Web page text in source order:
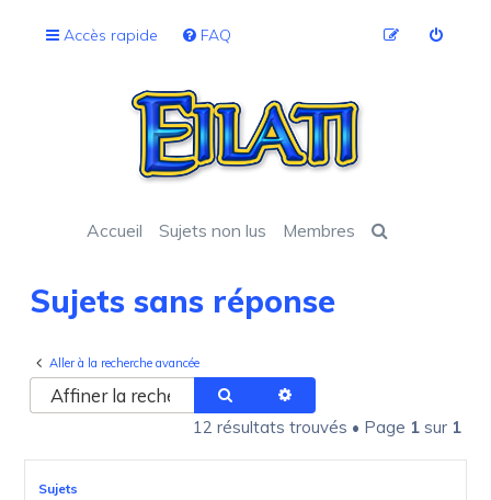
Accès rapide FAQ
Accueil Sujets non lus Membres
Sujets sans réponse
Aller à la recherche avancée
Rechercher
12 résultats trouvés • Page 1sur 1
Sujets